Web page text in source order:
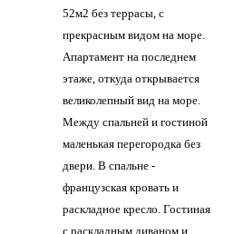
52м2 без террасы, с
прекрасным видом на море.
Апартамент на последнем
этаже, откуда открывается
великолепный вид на море.
Между спальней и гостиной
маленькая перегородка без
двери. В спальне -
французская кровать и
раскладное кресло. Гостиная
с раскладным диваном и